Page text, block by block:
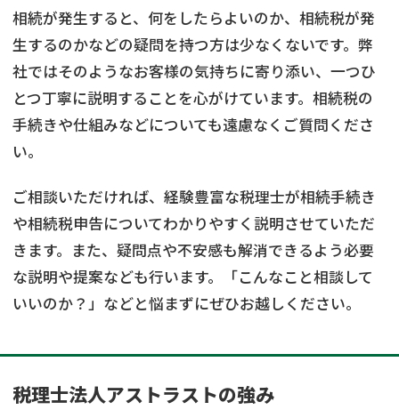
相続が発生すると、何をしたらよいのか、相続税が発
生するのかなどの疑問を持つ方は少なくないです。弊
社ではそのようなお客様の気持ちに寄り添い、一つひ
とつ丁寧に説明することを心がけています。相続税の
手続きや仕組みなどについても遠慮なくご質問くださ
い。
ご相談いただければ、経験豊富な税理士が相続手続き
や相続税申告についてわかりやすく説明させていただ
きます。また、疑問点や不安感も解消できるよう必要
な説明や提案なども行います。「こんなこと相談して
いいのか？」などと悩まずにぜひお越しください。
税理士法人アストラストの強み